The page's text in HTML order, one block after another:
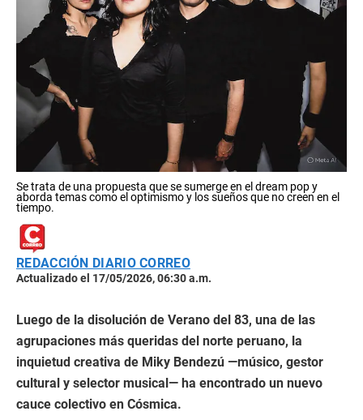
Se trata de una propuesta que se sumerge en el dream pop y
aborda temas como el optimismo y los sueños que no creen en el
tiempo.
REDACCIÓN DIARIO CORREO
Actualizado el 17/05/2026, 06:30 a.m.
Luego de la disolución de Verano del 83, una de las
agrupaciones más queridas del norte peruano, la
inquietud creativa de Miky Bendezú —músico, gestor
cultural y selector musical— ha encontrado un nuevo
cauce colectivo en Cósmica.